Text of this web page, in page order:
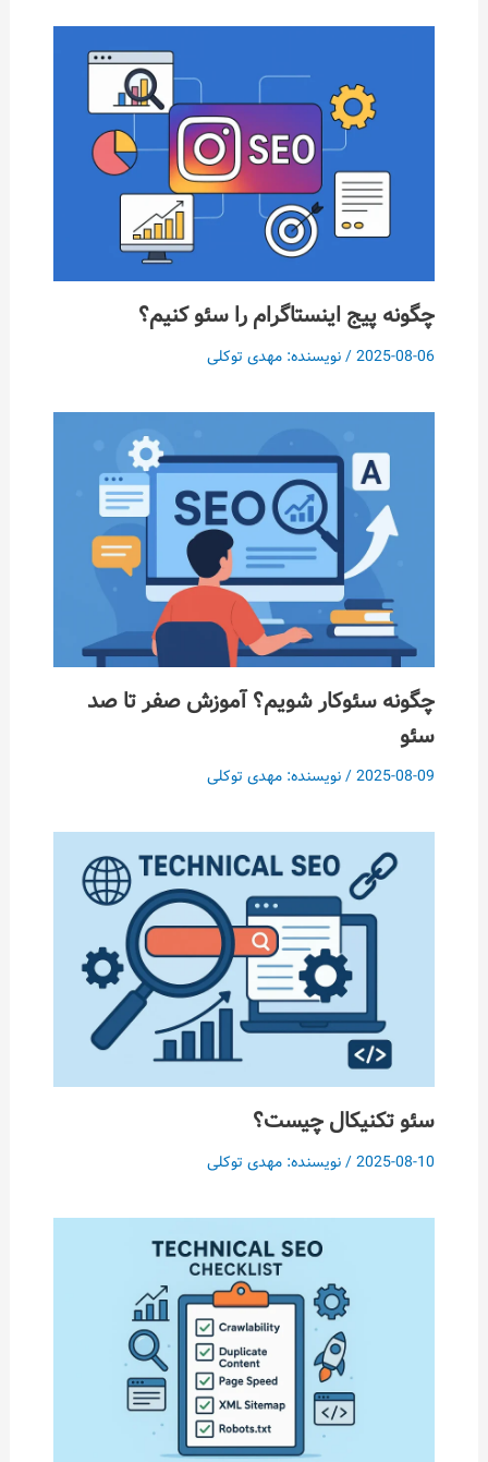
چگونه پیج اینستاگرام را سئو کنیم؟
2025-08-06/ نویسنده: مهدی توکلی
چگونه سئوکار شویم؟ آموزش صفر تا صد
سئو
2025-08-09/ نویسنده: مهدی توکلی
سئو تکنیکال چیست؟
2025-08-10/ نویسنده: مهدی توکلی